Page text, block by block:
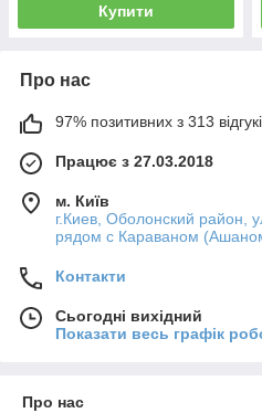
Купити
Про нас
97% позитивних з 313
Працює з 27.03.2018
м. Київ
г.Киев, Оболонский район,
рядом с Караваном
Контакти
Сьогодні вихідний
Показати весь графік
Про нас